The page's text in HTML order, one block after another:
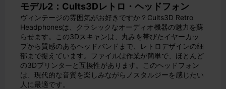
モデル2：Cults3Dレトロ・ヘッドフォン
ヴィンテージの雰囲気がお好きですか？Cults3D Retro
Headphonesは、クラシックなオーディオ機器の魅力を蘇
らせます。この3Dスキャンは、丸みを帯びたイヤーカッ
プから質感のあるヘッドバンドまで、レトロデザインの細
部まで捉えています。ファイルは作業が簡単で、ほとんど
の3Dプリンターと互換性があります。このヘッドフォン
は、現代的な音質を楽しみながらノスタルジーを感じたい
人に最適です。